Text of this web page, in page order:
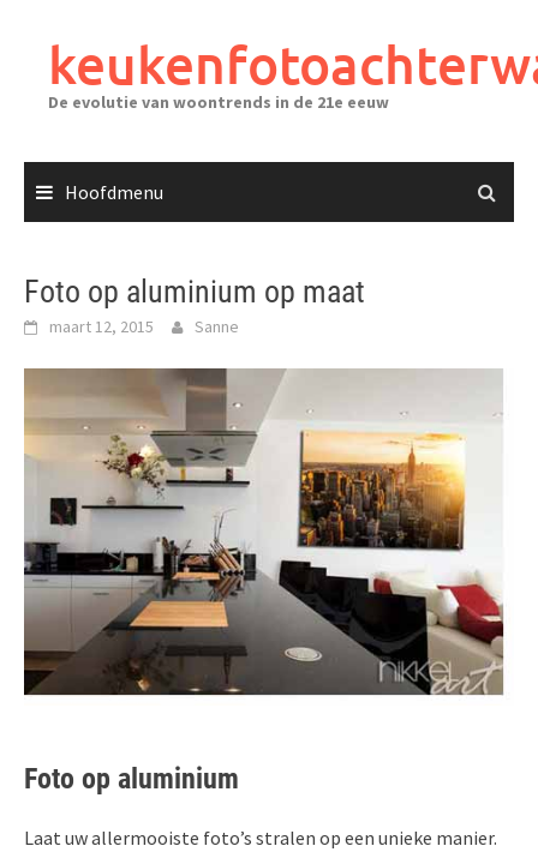
inhoudDe evolutie van woontrends in de 21e eeuw
Hoofdmenu
Foto op aluminium op maat
maart 12, 2015 Sanne
Foto op aluminium
Laat uw allermooiste foto’s stralen op een unieke manier.